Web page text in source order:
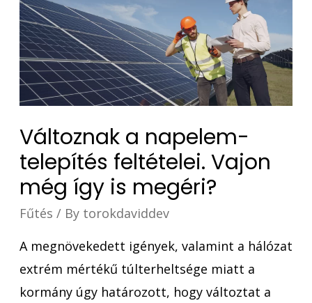
Változnak a napelem-
telepítés feltételei. Vajon
még így is megéri?
Fűtés / By torokdaviddev
A megnövekedett igények, valamint a hálózat
extrém mértékű túlterheltsége miatt a
kormány úgy határozott, hogy változtat a